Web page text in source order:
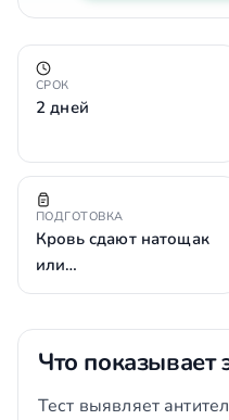
СРОК
2 дней
ПОДГОТОВКА
Кровь сдают натощак
или…
Что показывает
Тест выявляет